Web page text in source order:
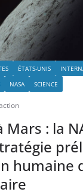
ÉTATS-UNIS
NASA SCIENCE
Mars : la
humaine